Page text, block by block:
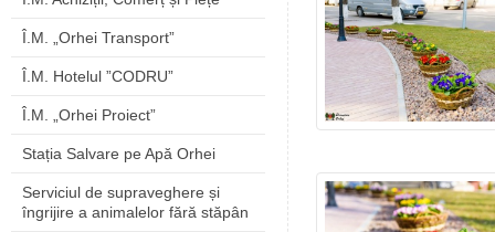
Î.M. „Orhei Transport”
Î.M. Hotelul ”CODRU”
Î.M. „Orhei Proiect”
Stația Salvare pe Apă Orhei
Serviciul de supraveghere și
îngrijire a animalelor fără stăpân